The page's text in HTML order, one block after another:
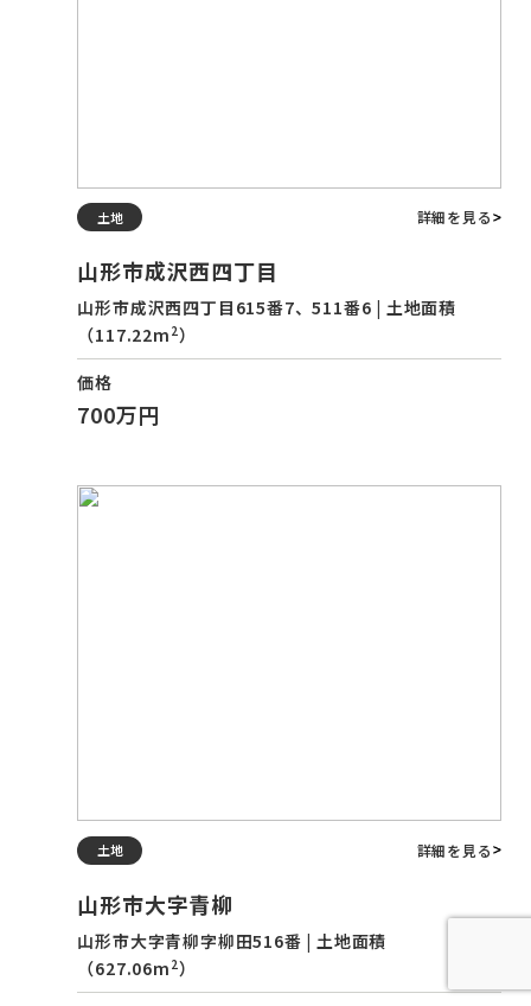
土地 詳細を見る
山形市成沢西四丁目
山形市成沢西四丁目615番7、511番6 | 土地面積
（117.22m 2）
価格
700万円
土地 詳細を見る
山形市大字青柳
山形市大字青柳字柳田516番 | 土地面積
（627.06m 2）